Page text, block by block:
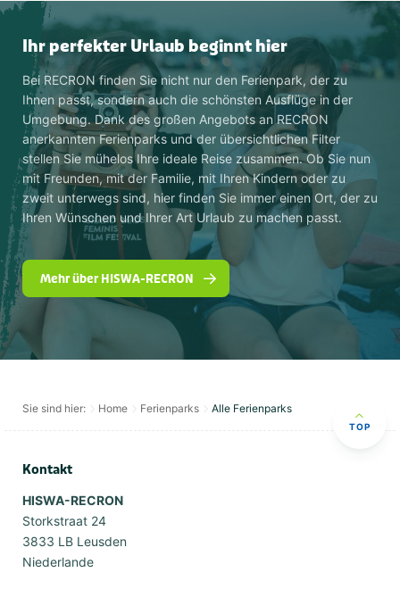
Ihr perfekter Urlaub beginnt hier
Bei RECRON finden Sie nicht nur den Ferienpark, der zu
Ihnen passt, sondern auch die schönsten Ausflüge in der
Umgebung. Dank des großen Angebots an RECRON
anerkannten Ferienparks und der übersichtlichen Filter
stellen Sie mühelos Ihre ideale Reise zusammen. Ob Sie nun
mit Freunden, mit der Familie, mit Ihren Kindern oder zu
zweit unterwegs sind, hier finden Sie immer einen Ort, der zu
Ihren Wünschen und Ihrer Art Urlaub zu machen passt.
Mehr über HISWA-RECRON
Sie sind hier: Home Ferienparks Alle Ferienparks
TOP
Kontakt
HISWA-RECRON
Storkstraat 24
3833 LB Leusden
Niederlande